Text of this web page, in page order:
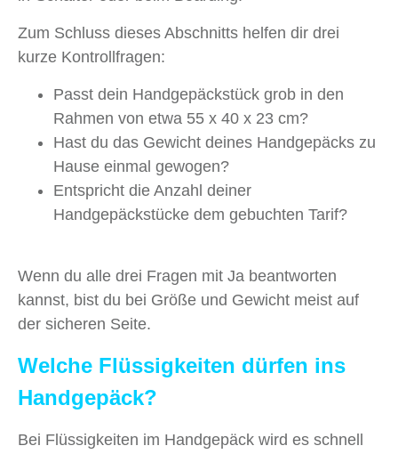
Zum Schluss dieses Abschnitts helfen dir drei
kurze Kontrollfragen:
Passt dein Handgepäckstück grob in den
Rahmen von etwa 55 x 40 x 23 cm?
Hast du das Gewicht deines Handgepäcks zu
Hause einmal gewogen?
Entspricht die Anzahl deiner
Handgepäckstücke dem gebuchten Tarif?
Wenn du alle drei Fragen mit Ja beantworten
kannst, bist du bei Größe und Gewicht meist auf
der sicheren Seite.
Welche Flüssigkeiten dürfen ins
Handgepäck?
Bei Flüssigkeiten im Handgepäck wird es schnell